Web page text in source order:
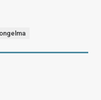
ongelma